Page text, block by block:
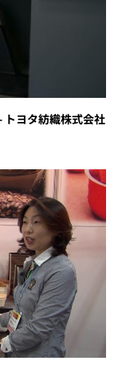
ヨタ紡織株式会社